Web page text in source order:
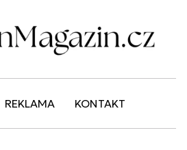
REKLAMA KONTAKT